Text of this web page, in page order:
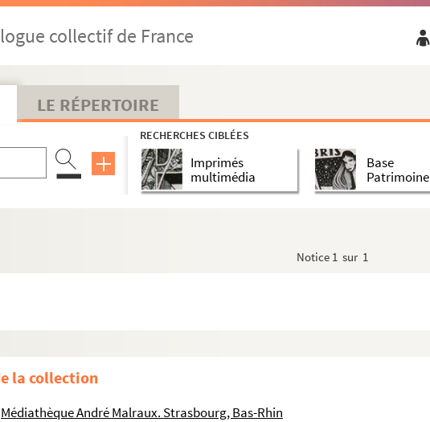
collectif de France
LE RÉPERTOIRE
RECHERCHES CIBLÉES
Imprimés
multimédia
Base
Patrimoine
Notice 1 sur 1
la collection
Médiathèque André Malraux. Strasbourg, Bas-Rhin